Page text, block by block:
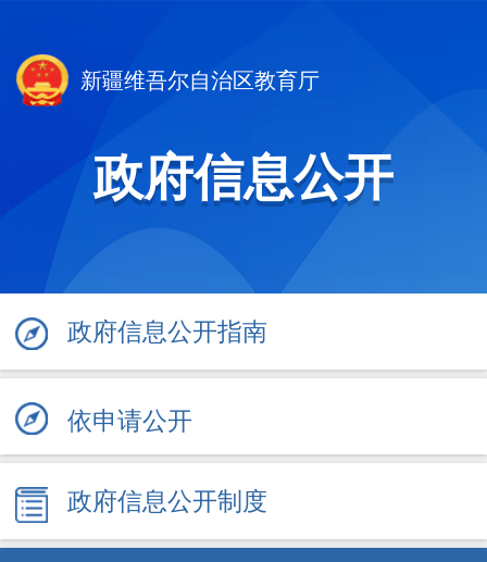
新疆维吾尔自治区教育厅
政府信息公开
政府信息公开指南
依申请公开
政府信息公开制度